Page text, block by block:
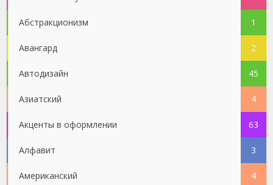
Абстракционизм 1
Авангард 2
Автодизайн 45
Азиатский 4
Акценты в оформлении 63
Алфавит 3
Американский 4